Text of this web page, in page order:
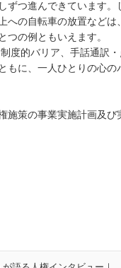
ずつ進んできています
への自転車の放置など
つの例ともいえます。
度的バリア、手話通訳・
もに、一人ひとりの心
施策の事業実施計画及び